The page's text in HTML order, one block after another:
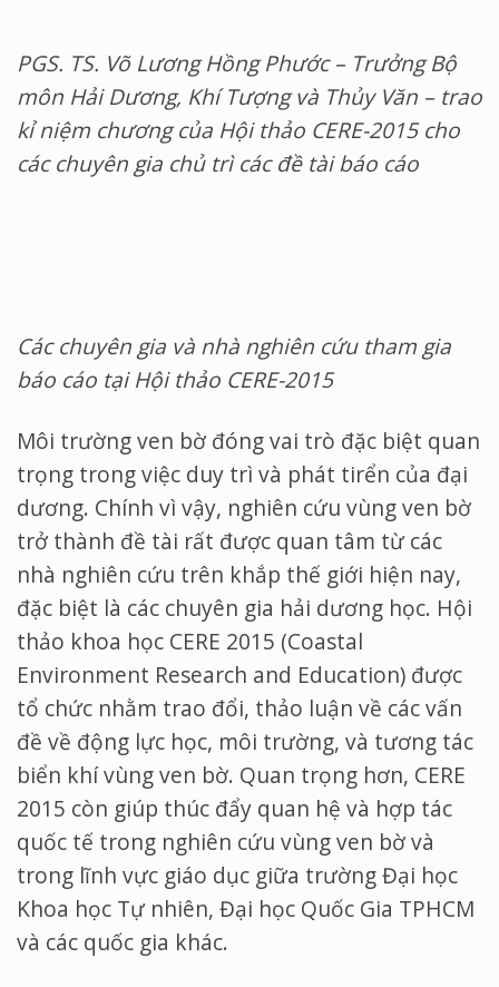
PGS. TS. Võ Lương Hồng Phước – Trưởng Bộ
môn Hải Dương, Khí Tượng và Thủy Văn – trao
kỉ niệm chương của Hội thảo CERE-2015 cho
các chuyên gia chủ trì các đề tài báo cáo
Các chuyên gia và nhà nghiên cứu tham gia
báo cáo tại Hội thảo CERE-2015
Môi trường ven bờ đóng vai trò đặc biệt quan
trọng trong việc duy trì và phát tirển của đại
dương. Chính vì vậy, nghiên cứu vùng ven bờ
trở thành đề tài rất được quan tâm từ các
nhà nghiên cứu trên khắp thế giới hiện nay,
đặc biệt là các chuyên gia hải dương học. Hội
thảo khoa học CERE 2015 (Coastal
Environment Research and Education) được
tổ chức nhằm trao đổi, thảo luận về các vấn
đề về động lực học, môi trường, và tương tác
biển khí vùng ven bờ. Quan trọng hơn, CERE
2015 còn giúp thúc đẩy quan hệ và hợp tác
quốc tế trong nghiên cứu vùng ven bờ và
trong lĩnh vực giáo dục giữa trường Đại học
Khoa học Tự nhiên, Đại học Quốc Gia TPHCM
và các quốc gia khác.